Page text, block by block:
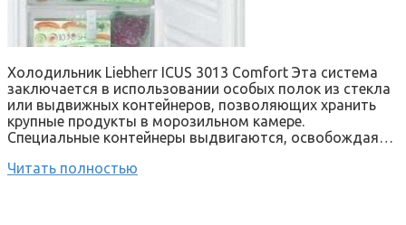
Холодильник Liebherr ICUS 3013 Comfort Эта система
заключается в использовании особых полок из стекла
или выдвижных контейнеров, позволяющих хранить
крупные продукты в морозильном камере.
Специальные контейнеры выдвигаются, освобождая…
Читать полностью